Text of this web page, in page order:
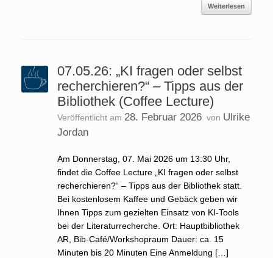
Weiterlesen
07.05.26: „KI fragen oder selbst
recherchieren?“ – Tipps aus der
Bibliothek (Coffee Lecture)
Veröffentlicht am 28. Februar 2026 von Ulrike
Jordan
Am Donnerstag, 07. Mai 2026 um 13:30 Uhr,
findet die Coffee Lecture „KI fragen oder selbst
recherchieren?“ – Tipps aus der Bibliothek statt.
Bei kostenlosem Kaffee und Gebäck geben wir
Ihnen Tipps zum gezielten Einsatz von KI-Tools
bei der Literaturrecherche. Ort: Hauptbibliothek
AR, Bib-Café/Workshopraum Dauer: ca. 15
Minuten bis 20 Minuten Eine Anmeldung […]